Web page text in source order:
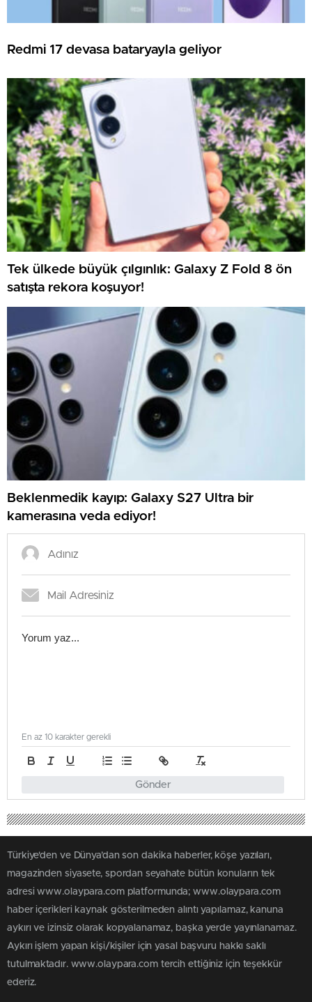
Redmi 17 devasa bataryayla geliyor
Tek ülkede büyük çılgınlık: Galaxy Z Fold 8 ön
satışta rekora koşuyor!
Beklenmedik kayıp: Galaxy S27 Ultra bir
kamerasına veda ediyor!
Gönder
En az 10 karakter gerekli
Türkiye'den ve Dünya’dan son dakika haberler, köşe yazıları,
magazinden siyasete, spordan seyahate bütün konuların tek
adresi www.olaypara.com platformunda; www.olaypara.com
haber içerikleri kaynak gösterilmeden alıntı yapılamaz, kanuna
aykırı ve izinsiz olarak kopyalanamaz, başka yerde yayınlanamaz.
Aykırı işlem yapan kişi/kişiler için yasal başvuru hakkı saklı
tutulmaktadır. www.olaypara.com tercih ettiğiniz için teşekkür
ederiz.